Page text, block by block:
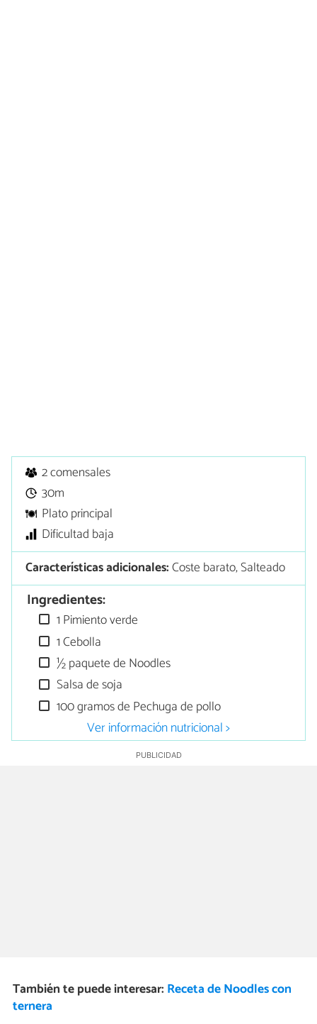
2 comensales
30m
Plato principal
Dificultad baja
Características adicionales:Coste barato, Salteado
Ingredientes:
1 Pimiento verde
1 Cebolla
½ paquete de Noodles
Salsa de soja
100 gramos de Pechuga de pollo
Ver información nutricional >
También te puede interesar: Receta de Noodles con
ternera